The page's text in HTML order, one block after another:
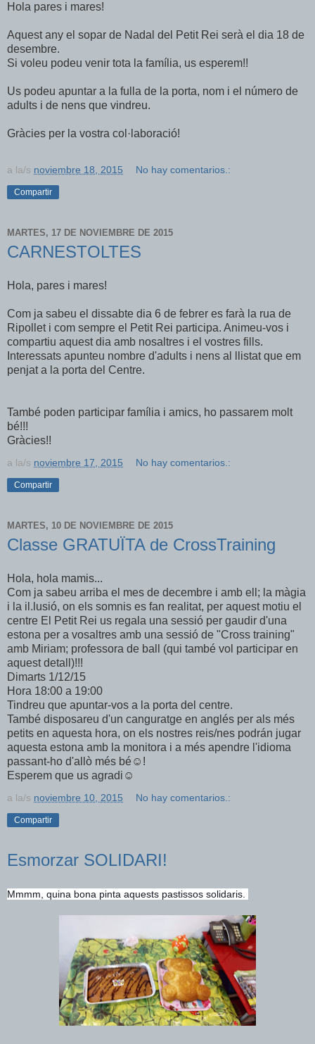
Hola pares i mares!
Aquest any el sopar de Nadal del Petit Rei serà el dia 18 de
desembre.
Si voleu podeu venir tota la família, us esperem!!
Us podeu apuntar a la fulla de la porta, nom i el número de
adults i de nens que vindreu.
Gràcies per la vostra col·laboració!
a la/s noviembre 18, 2015 No hay comentarios.:
Compartir
MARTES, 17 DE NOVIEMBRE DE 2015
CARNESTOLTES
Hola, pares i mares!
Com ja sabeu el dissabte dia 6 de febrer es farà la rua de
Ripollet i com sempre el Petit Rei participa. Animeu-vos i
compartiu aquest dia amb nosaltres i el vostres fills.
Interessats apunteu nombre d'adults i nens al llistat que em
penjat a la porta del Centre.
També poden participar família i amics, ho passarem molt
bé!!!
Gràcies!!
a la/s noviembre 17, 2015 No hay comentarios.:
Compartir
MARTES, 10 DE NOVIEMBRE DE 2015
Classe GRATUÏTA de CrossTraining
Hola, hola mamis...
Com ja sabeu arriba el mes de decembre i amb ell; la màgia
i la il.lusió, on els somnis es fan realitat, per aquest motiu el
centre El Petit Rei us regala una sessió per gaudir d'una
estona per a vosaltres amb una sessió de "Cross training"
amb Miriam; professora de ball (qui també vol participar en
aquest detall)!!!
Dimarts 1/12/15
Hora 18:00 a 19:00
Tindreu que apuntar-vos a la porta del centre.
També disposareu d'un canguratge en anglés per als més
petits en aquesta hora, on els nostres reis/nes podrán jugar
aquesta estona amb la monitora i a més apendre l'idioma
passant-ho d'allò més bé☺️!
Esperem que us agradi☺️
a la/s noviembre 10, 2015 No hay comentarios.:
Compartir
Esmorzar SOLIDARI!
Mmmm, quina bona pinta aquests pastissos solidaris.